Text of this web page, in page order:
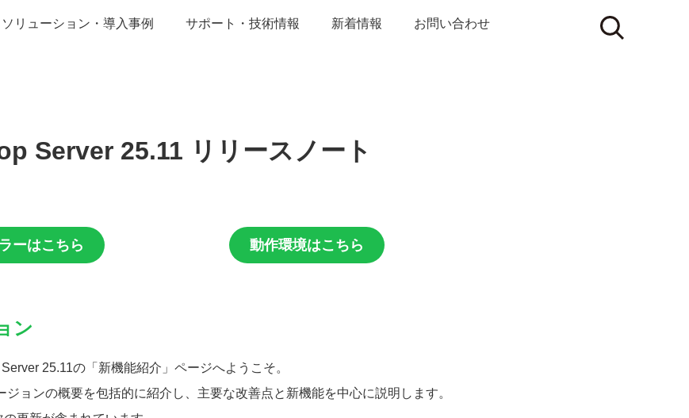
ソリューション・導入事例 サポート・技術情報 新着情報 お問い合わせ
Server 25.11 リリースノート
ーはこちら 動作環境はこちら
ン
25.11の「新機能紹介」ページへようこそ。
ジョンの概要を包括的に紹介し、主要な改善点と新機能を中心に説明します。